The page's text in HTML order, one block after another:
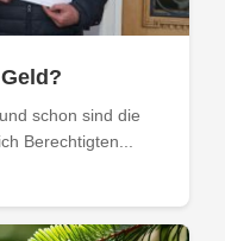
schon sind die
Berechtigten...